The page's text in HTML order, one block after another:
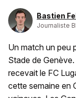
Bastien
Journaliste
Un match un peu
Stade de
recevait le FC
cette semaine en